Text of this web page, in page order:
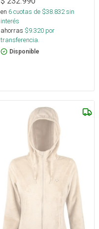
en 6cuotas de $38.832sin
interés
ahorras $9.320 por
transferencia.
Disponible